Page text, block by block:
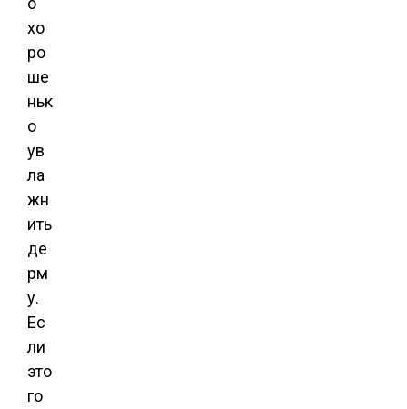
хо
ро
ше
ньк
о
ув
ла
жн
ить
де
рм
у.
Ес
ли
это
го